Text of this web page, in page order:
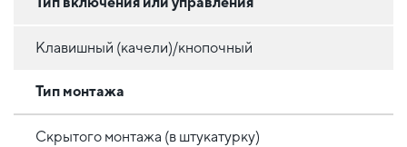
Клавишный (качели)/кнопочный
Тип монтажа
Скрытого монтажа (в штукатурку)